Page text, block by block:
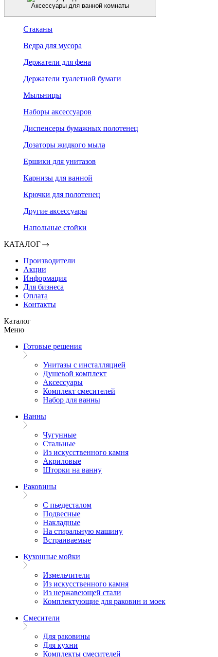
Аксессуары для ванной комнаты
Стаканы
Ведра для мусора
Держатели для фена
Держатели туалетной бумаги
Мыльницы
Наборы аксессуаров
Диспенсеры бумажных полотенец
Дозаторы жидкого мыла
Ершики для унитазов
Карнизы для ванной
Крючки для полотенец
Другие аксессуары
Напольные стойки
КАТАЛОГ
Производители
Акции
Информация
Для бизнеса
Оплата
Контакты
Каталог
Меню
Готовые решения
Унитазы с инсталляцией
Душевой комплект
Аксессуары
Комплект смесителей
Набор для ванны
Ванны
Чугунные
Стальные
Из искусственного камня
Акриловые
Шторки на ванну
Раковины
С пьедесталом
Подвесные
Накладные
На стиральную машину
Встраиваемые
Кухонные мойки
Измельчители
Из искусственного камня
Из нержавеющей стали
Комплектующие для раковин и моек
Смесители
Для раковины
Для кухни
Комплекты смесителей